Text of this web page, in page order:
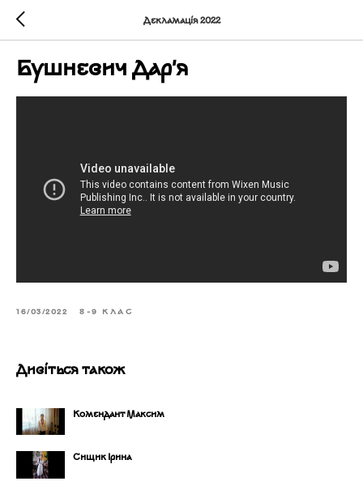
Декламація 2022
Бушневич Дар'я
16/03/2022 8-9 КЛАС
Дивіться також
Комендант Максим
Сищик Ірина